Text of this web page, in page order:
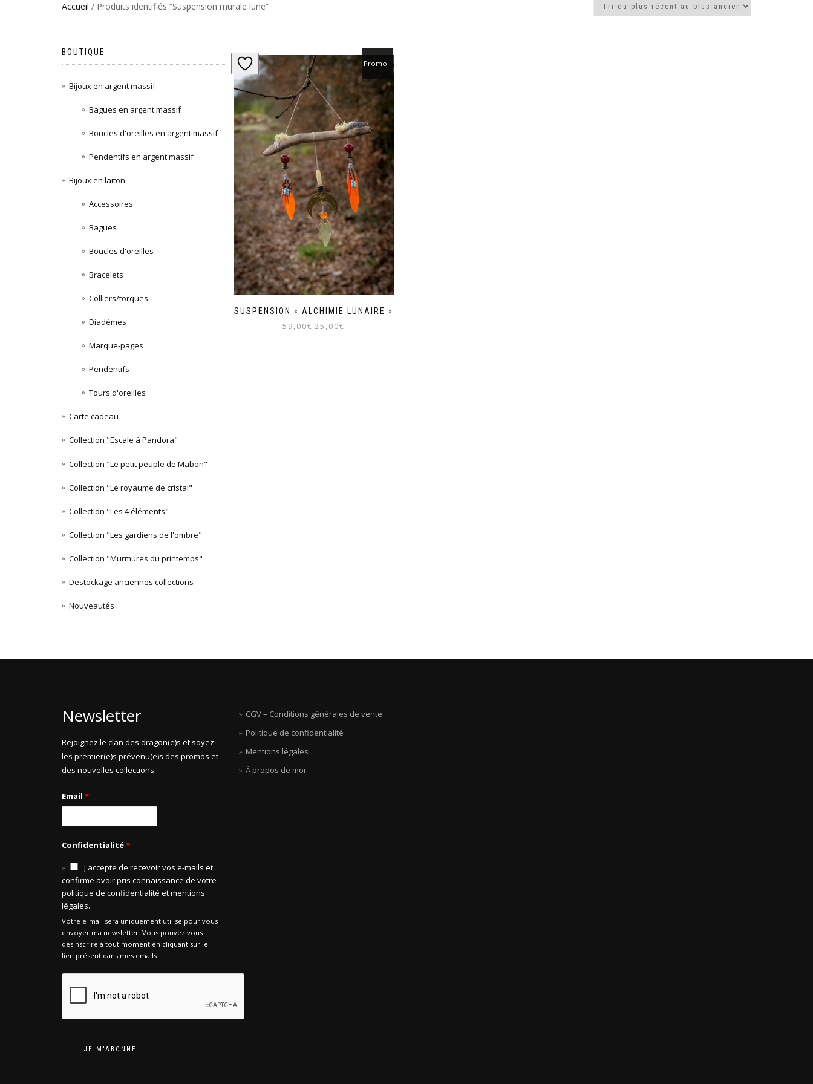
Accueil / Produits identifiés “Suspension murale lune”
SUSPENSION « ALCHIMIE LUNAIRE »
Promo !
59,00€ Le
25,00€
BOUTIQUE
Bijoux en argent massif
Bagues en argent massif
Boucles d'oreilles en argent massif
Pendentifs en argent massif
Bijoux en laiton
Accessoires
Bagues
Boucles d'oreilles
Bracelets
Colliers/torques
Diadèmes
Marque-pages
Pendentifs
Tours d'oreilles
Carte cadeau
Collection "Escale à Pandora"
Collection "Le petit peuple de Mabon"
Collection "Le royaume de cristal"
Collection "Les 4 éléments"
Collection "Les gardiens de l'ombre"
Collection "Murmures du printemps"
Destockage anciennes collections
Nouveautés
Newsletter
Rejoignez le clan des dragon(e)s et soyez
les premier(e)s prévenu(e)s des promos et
des nouvelles collections.
Email *
Confidentialité*
J'accepte de recevoir vos e-mails et
confirme avoir pris connaissance de votre
politique de confidentialité et mentions
légales.
Votre e-mail sera uniquement utilisé pour vous
envoyer ma newsletter. Vous pouvez vous
désinscrire à tout moment en cliquant sur le
lien présent dans mes emails.
JE M'ABONNE
CGV – Conditions générales de vente
Politique de confidentialité
Mentions légales
À propos de moi